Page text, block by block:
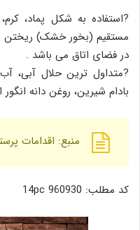
?استفاده به شکل پماد،
مستقیم (بخور خشک) ریختن
در فضای اتاق می باشد .
?متداول ترین حلال آبی،
بادام شیرین، روغن دانه
منبع: اقدامات
کد مطلب: 960930 14pc